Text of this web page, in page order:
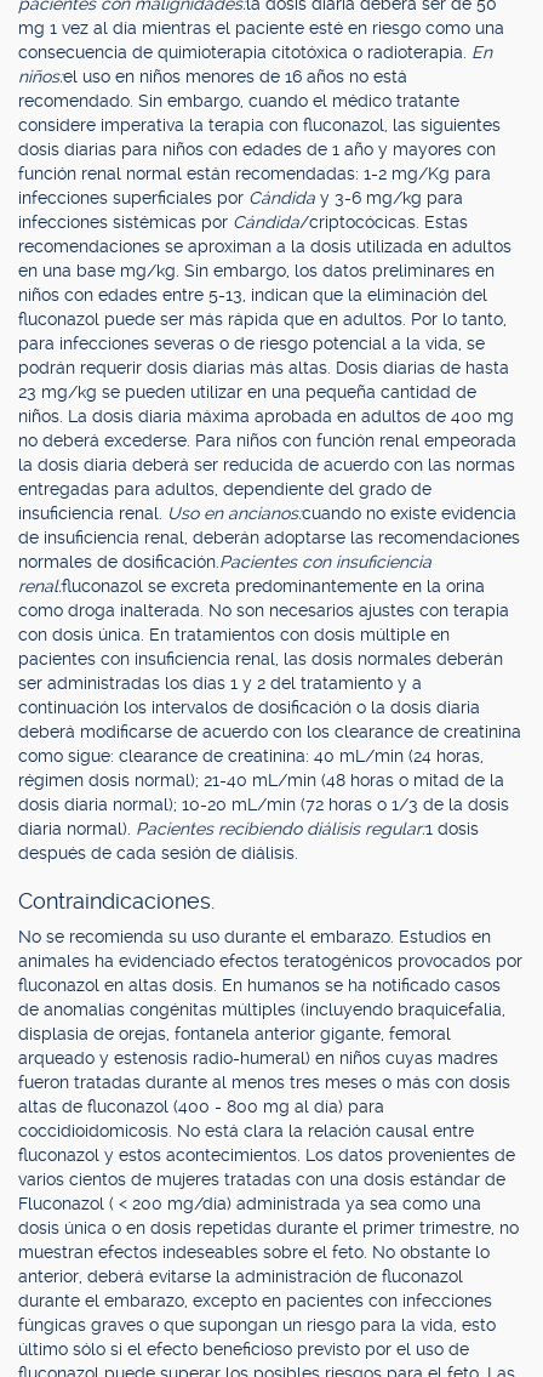
mg 1 vez al día mientras el paciente esté en riesgo como una
consecuencia de quimioterapia citotóxica o radioterapia. En
niños:el uso en niños menores de 16 años no está
recomendado. Sin embargo, cuando el médico tratante
considere imperativa la terapia con fluconazol, las siguientes
dosis diarias para niños con edades de 1 año y mayores con
función renal normal están recomendadas: 1-2 mg/Kg para
infecciones superficiales por Cándida y 3-6 mg/kg para
infecciones sistémicas por Cándida/criptocócicas. Estas
recomendaciones se aproximan a la dosis utilizada en adultos
en una base mg/kg. Sin embargo, los datos preliminares en
niños con edades entre 5-13, indican que la eliminación del
fluconazol puede ser más rápida que en adultos. Por lo tanto,
para infecciones severas o de riesgo potencial a la vida, se
podrán requerir dosis diarias más altas. Dosis diarias de hasta
23 mg/kg se pueden utilizar en una pequeña cantidad de
niños. La dosis diaria máxima aprobada en adultos de 400 mg
no deberá excederse. Para niños con función renal empeorada
la dosis diaria deberá ser reducida de acuerdo con las normas
entregadas para adultos, dependiente del grado de
insuficiencia renal.
Uso en ancianos:cuando no existe evidencia
de insuficiencia renal, deberán adoptarse las recomendaciones
normales de dosificación. Pacientes con insuficiencia
renal:fluconazol se excreta predominantemente en la orina
como droga inalterada. No son necesarios ajustes con terapia
con dosis única. En tratamientos con dosis múltiple en
pacientes con insuficiencia renal, las dosis normales deberán
ser administradas los días 1 y 2 del tratamiento y a
continuación los intervalos de dosificación o la dosis diaria
deberá modificarse de acuerdo con los clearance de creatinina
como sigue: clearance de creatinina: 40 mL/min (24 horas,
régimen dosis normal); 21-40 mL/min (48 horas o mitad de la
dosis diaria normal); 10-20 mL/min (72 horas o 1/3 de la dosis
diaria normal). Pacientes recibiendo diálisis regular:1 dosis
después de cada sesión de diálisis.
Contraindicaciones.
No se recomienda su uso durante el embarazo. Estudios en
animales ha evidenciado efectos teratogénicos provocados por
fluconazol en altas dosis. En humanos se ha notificado casos
de anomalías congénitas múltiples (incluyendo braquicefalia,
displasia de orejas, fontanela anterior gigante, femoral
arqueado y estenosis radio-humeral) en niños cuyas madres
fueron tratadas durante al menos tres meses o más con dosis
altas de fluconazol (400 - 800 mg al día) para
coccidioidomicosis. No está clara la relación causal entre
fluconazol y estos acontecimientos. Los datos provenientes de
varios cientos de mujeres tratadas con una dosis estándar de
Fluconazol ( < 200 mg/día) administrada ya sea como una
dosis única o en dosis repetidas durante el primer trimestre, no
muestran efectos indeseables sobre el feto. No obstante lo
anterior, deberá evitarse la administración de fluconazol
durante el embarazo, excepto en pacientes con infecciones
fúngicas graves o que supongan un riesgo para la vida, esto
último sólo si el efecto beneficioso previsto por el uso de